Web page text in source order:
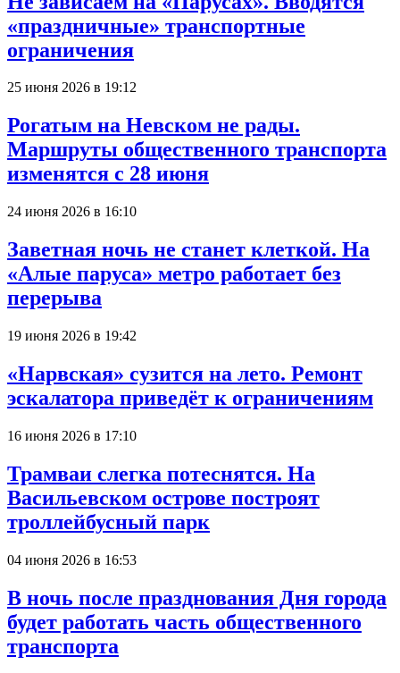
«праздничные» транспортные
ограничения
25 июня 2026 в 19:12
Рогатым на Невском не рады.
Маршруты общественного транспорта
изменятся с 28 июня
24 июня 2026 в 16:10
Заветная ночь не станет клеткой. На
«Алые паруса» метро работает без
перерыва
19 июня 2026 в 19:42
«Нарвская» сузится на лето. Ремонт
эскалатора приведёт к ограничениям
16 июня 2026 в 17:10
Трамваи слегка потеснятся. На
Васильевском острове построят
троллейбусный парк
04 июня 2026 в 16:53
В ночь после празднования Дня города
будет работать часть общественного
транспорта